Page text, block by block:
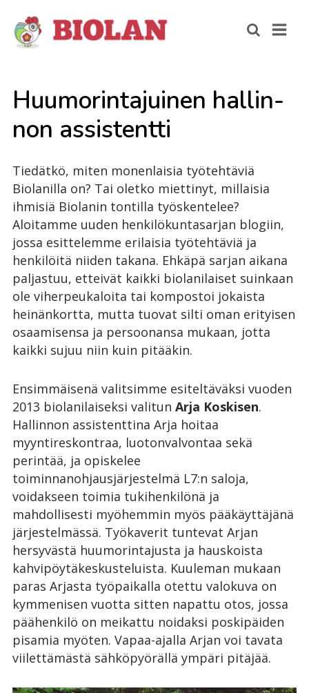
Huu­mo­rin­ta­jui­nen hal­lin­
non as­sis­tent­ti
Tiedätkö, miten monenlaisia työtehtäviä
Biolanilla on? Tai oletko miettinyt, millaisia
ihmisiä Biolanin tontilla työskentelee?
Aloitamme uuden henkilökuntasarjan blogiin,
jossa esittelemme erilaisia työtehtäviä ja
henkilöitä niiden takana. Ehkäpä sarjan aikana
paljastuu, etteivät kaikki biolanilaiset suinkaan
ole viherpeukaloita tai kompostoi jokaista
heinänkortta, mutta tuovat silti oman erityisen
osaamisensa ja persoonansa mukaan, jotta
kaikki sujuu niin kuin pitääkin.
Ensimmäisenä valitsimme esiteltäväksi vuoden
2013 biolanilaiseksi valitun Arja Koskisen.
Hallinnon assistenttina Arja hoitaa
myyntireskontraa, luotonvalvontaa sekä
perintää, ja opiskelee
toiminnanohjausjärjestelmä L7:n saloja,
voidakseen toimia tukihenkilönä ja
mahdollisesti myöhemmin myös pääkäyttäjänä
järjestelmässä. Työkaverit tuntevat Arjan
hersyvästä huumorintajusta ja hauskoista
kahvipöytäkeskusteluista. Kuuleman mukaan
paras Arjasta työpaikalla otettu valokuva on
kymmenisen vuotta sitten napattu otos, jossa
päähenkilö on meikattu noidaksi poskipäiden
pisamia myöten. Vapaa-ajalla Arjan voi tavata
viilettämästä sähköpyörällä ympäri pitäjää.